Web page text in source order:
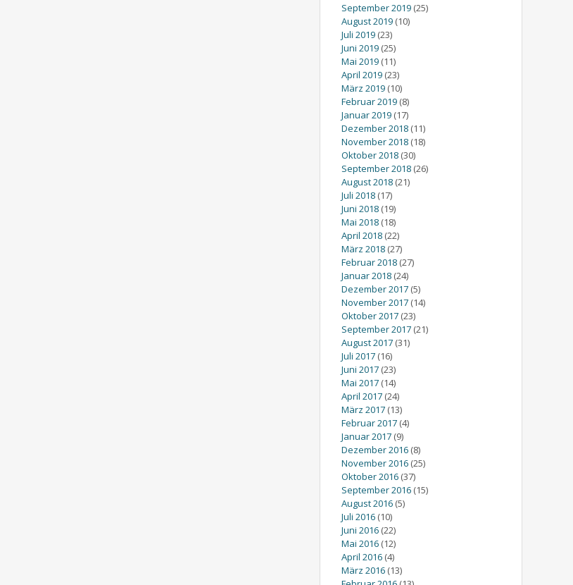
September 2019 (25)
August 2019 (10)
Juli 2019 (23)
Juni 2019 (25)
Mai 2019 (11)
April 2019 (23)
März 2019 (10)
Februar 2019 (8)
Januar 2019 (17)
Dezember 2018 (11)
November 2018 (18)
Oktober 2018 (30)
September 2018 (26)
August 2018 (21)
Juli 2018 (17)
Juni 2018 (19)
Mai 2018 (18)
April 2018 (22)
März 2018 (27)
Februar 2018 (27)
Januar 2018 (24)
Dezember 2017 (5)
November 2017 (14)
Oktober 2017 (23)
September 2017 (21)
August 2017 (31)
Juli 2017 (16)
Juni 2017 (23)
Mai 2017 (14)
April 2017 (24)
März 2017 (13)
Februar 2017 (4)
Januar 2017 (9)
Dezember 2016 (8)
November 2016 (25)
Oktober 2016 (37)
September 2016 (15)
August 2016 (5)
Juli 2016 (10)
Juni 2016 (22)
Mai 2016 (12)
April 2016 (4)
März 2016 (13)